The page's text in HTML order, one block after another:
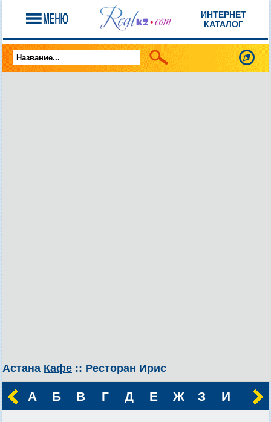
ИНТЕРНЕТ
КАТАЛОГ
Астана Кафе :: Ресторан Ирис
А Б В Г Д Е Ж З И К